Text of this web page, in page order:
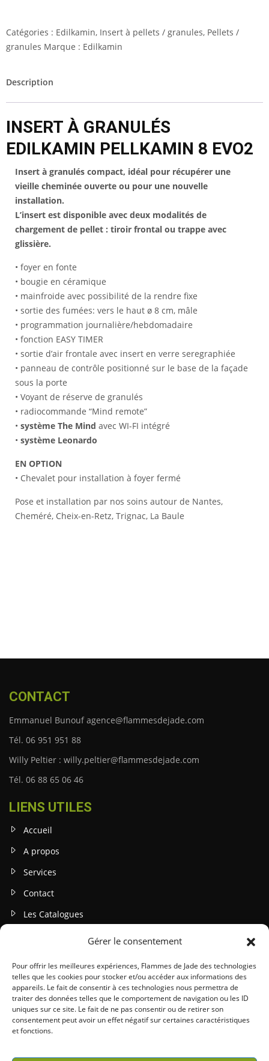
Gérer le consentement
Pour offrir les meilleures expériences, Flammes de Jade des technologies
telles que les cookies pour stocker et/ou accéder aux informations des
appareils. Le fait de consentir à ces technologies nous permettra de
traiter des données telles que le comportement de navigation ou les ID
uniques sur ce site. Le fait de ne pas consentir ou de retirer son
consentement peut avoir un effet négatif sur certaines caractéristiques
et fonctions.
Catégories : Edilkamin, Insert à pellets / granules, Pellets /
granules Marque : Edilkamin
Description
INSERT À GRANULÉS
EDILKAMIN PELLKAMIN 8 EVO2
Insert à granulés compact, idéal pour récupérer une
vieille cheminée ouverte ou pour une nouvelle
installation.
L’insert est disponible avec deux modalités de
chargement de pellet : tiroir frontal ou trappe avec
glissière.
• foyer en fonte
• bougie en céramique
• mainfroide avec possibilité de la rendre fixe
• sortie des fumées: vers le haut ø 8 cm, mâle
• programmation journalière/hebdomadaire
• fonction EASY TIMER
• sortie d’air frontale avec insert en verre seregraphiée
• panneau de contrôle positionné sur le base de la façade
sous la porte
• Voyant de réserve de granulés
• radiocommande “Mind remote”
• système The Mind avec WI-FI intégré
• système Leonardo
EN OPTION
• Chevalet pour installation à foyer fermé
Pose et installation par nos soins autour de Nantes,
Cheméré, Cheix-en-Retz, Trignac, La Baule
CONTACT
Emmanuel Bunouf agence@flammesdejade.com
Tél. 06 951 951 88
Willy Peltier : willy.peltier@flammesdejade.com
Tél. 06 88 65 06 46
LIENS UTILES
Accueil
A propos
Services
Contact
Les Catalogues
INFOS LEGALES
Mentions légales
Politique de confidentialité
Gestion des cookies
Conditions générales (CGU / CGV)